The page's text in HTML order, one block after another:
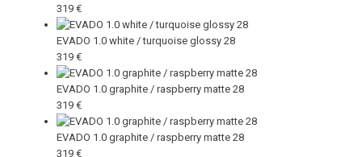
319 €
EVADO 1.0 white / turquoise glossy 28
319 €
EVADO 1.0 graphite / raspberry matte 28
319 €
EVADO 1.0 graphite / raspberry matte 28
319 €